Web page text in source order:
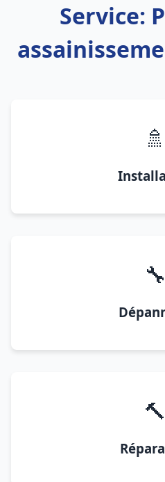
Service:
🚿
🔧
🔨